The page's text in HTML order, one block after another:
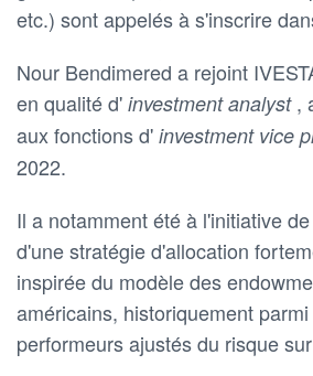
etc.) sont appelés à s'inscrire
Nour Bendimered a rejoint
en qualité d' investment analyst ,
aux fonctions d' investment vice
2022.
Il a notamment été à l'initiative
d'une stratégie d'allocation
inspirée du modèle des
américains, historiquement
performeurs ajustés du risque